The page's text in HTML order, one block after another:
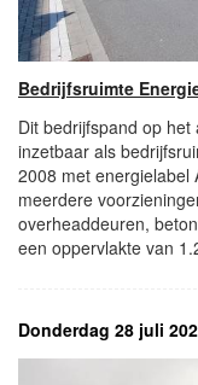
Bedrijfsruimte
Dit bedrijfspand op
inzetbaar als
2008 met energielabel
meerdere
overheaddeuren,
een oppervlakte van
Donderdag 28 juli